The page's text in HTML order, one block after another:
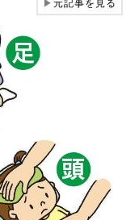
▶元記事を見る